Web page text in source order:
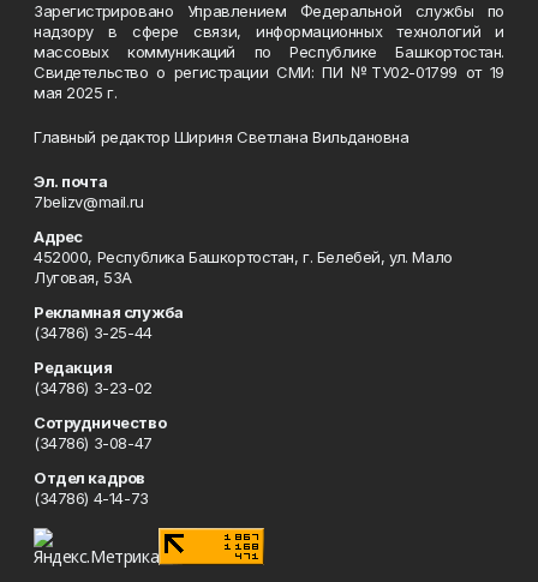
Зарегистрировано Управлением Федеральной службы по
надзору в сфере связи, информационных технологий и
массовых коммуникаций по Республике Башкортостан.
Свидетельство о регистрации СМИ: ПИ №ТУ02-01799 от 19
мая 2025 г.
Главный редактор Шириня Светлана Вильдановна
Эл. почта
7belizv@mail.ru
Адрес
452000, Республика Башкортостан, г. Белебей, ул. Мало
Луговая, 53А
Рекламная служба
(34786) 3-25-44
Редакция
(34786) 3-23-02
Сотрудничество
(34786) 3-08-47
Отдел кадров
(34786) 4-14-73